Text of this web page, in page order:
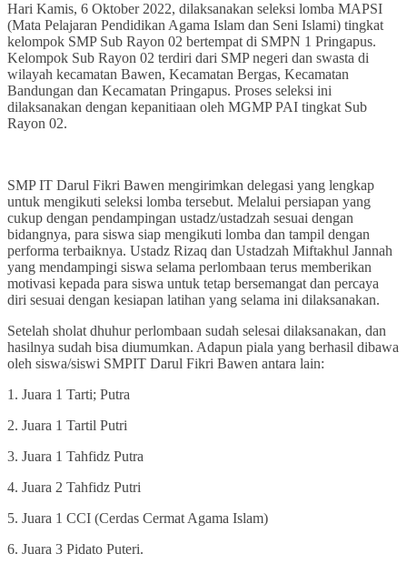
Hari Kamis, 6 Oktober 2022, dilaksanakan seleksi lomba MAPSI
(Mata Pelajaran Pendidikan Agama Islam dan Seni Islami) tingkat
kelompok SMP Sub Rayon 02 bertempat di SMPN 1 Pringapus.
Kelompok Sub Rayon 02 terdiri dari SMP negeri dan swasta di
wilayah kecamatan Bawen, Kecamatan Bergas, Kecamatan
Bandungan dan Kecamatan Pringapus. Proses seleksi ini
dilaksanakan dengan kepanitiaan oleh MGMP PAI tingkat Sub
Rayon 02.
SMP IT Darul Fikri Bawen mengirimkan delegasi yang lengkap
untuk mengikuti seleksi lomba tersebut. Melalui persiapan yang
cukup dengan pendampingan ustadz/ustadzah sesuai dengan
bidangnya, para siswa siap mengikuti lomba dan tampil dengan
performa terbaiknya. Ustadz Rizaq dan Ustadzah Miftakhul Jannah
yang mendampingi siswa selama perlombaan terus memberikan
motivasi kepada para siswa untuk tetap bersemangat dan percaya
diri sesuai dengan kesiapan latihan yang selama ini dilaksanakan.
Setelah sholat dhuhur perlombaan sudah selesai dilaksanakan, dan
hasilnya sudah bisa diumumkan. Adapun piala yang berhasil dibawa
oleh siswa/siswi SMPIT Darul Fikri Bawen antara lain:
1. Juara 1 Tarti; Putra
2. Juara 1 Tartil Putri
3. Juara 1 Tahfidz Putra
4. Juara 2 Tahfidz Putri
5. Juara 1 CCI (Cerdas Cermat Agama Islam)
6. Juara 3 Pidato Puteri.